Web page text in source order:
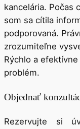
kancelária. Počas
som sa cítila
podporovaná.
zrozumiteľne
Rýchlo a
problém.
Objednať
Rezervujte si